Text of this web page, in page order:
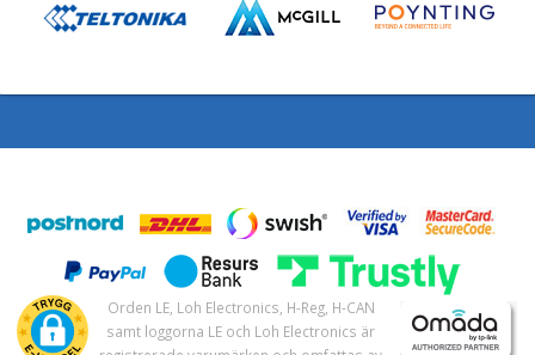
Orden LE, Loh Electronics, H-Reg, H-CAN
samt loggorna LE och Loh Electronics är